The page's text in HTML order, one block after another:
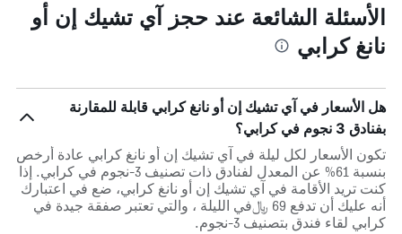
الأسئلة الشائعة عند حجز آي تشيك إن أو
نانغ كرابي
هل الأسعار في آي تشيك إن أو نانغ كرابي قابلة للمقارنة
بفنادق 3 نجوم في كرابي؟
تكون الأسعار لكل ليلة في آي تشيك إن أو نانغ كرابي عادة أرخص
بنسبة 61% عن المعدل لفنادق ذات تصنيف 3-نجوم في كرابي. إذا
كنت تريد الأقامة في آي تشيك إن أو نانغ كرابي، ضع في اعتبارك
أنه عليك أن تدفع 69 ﷼في الليلة ، والتي تعتبر صفقة جيدة في
كرابي لقاء فندق بتصنيف 3-نجوم.